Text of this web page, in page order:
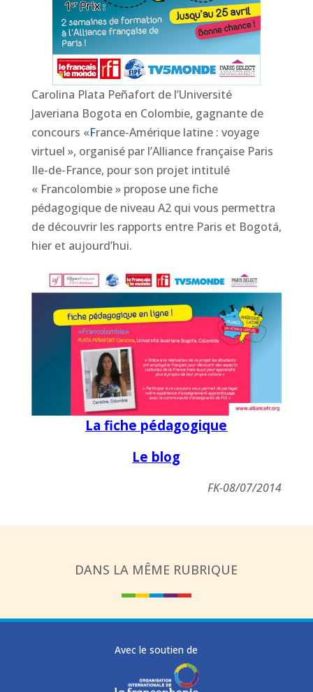
Carolina Plata Peñafort de l’Université
Javeriana Bogota en Colombie, gagnante de
concours «France-Amérique latine : voyage
virtuel », organisé par l’Alliance française Paris
Ile-de-France, pour son projet intitulé
« Francolombie » propose une fiche
pédagogique de niveau A2 qui vous permettra
de découvrir les rapports entre Paris et Bogotá,
hier et aujourd’hui.
La fiche pédagogique
Le blog
FK-08/07/2014
DANS LA MÊME RUBRIQUE
Avec le soutien de